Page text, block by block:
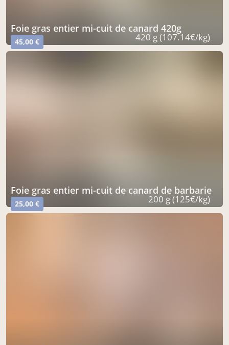
foie gras entier mi-cuit de canard 420g
45,00 € 420 g (107.14€/kg)
foie gras entier mi-cuit de canard de barbarie
25,00 € 200 g (125€/kg)